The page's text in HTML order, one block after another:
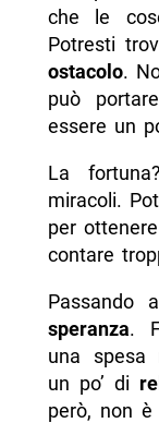
che le
Potresti
ostacolo.
può
essere un
La
miracoli.
per
contare
Passando
speranza.
una spesa
un po’ di
però, non